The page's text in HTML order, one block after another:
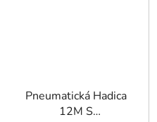
Pneumatická Hadica
12M S